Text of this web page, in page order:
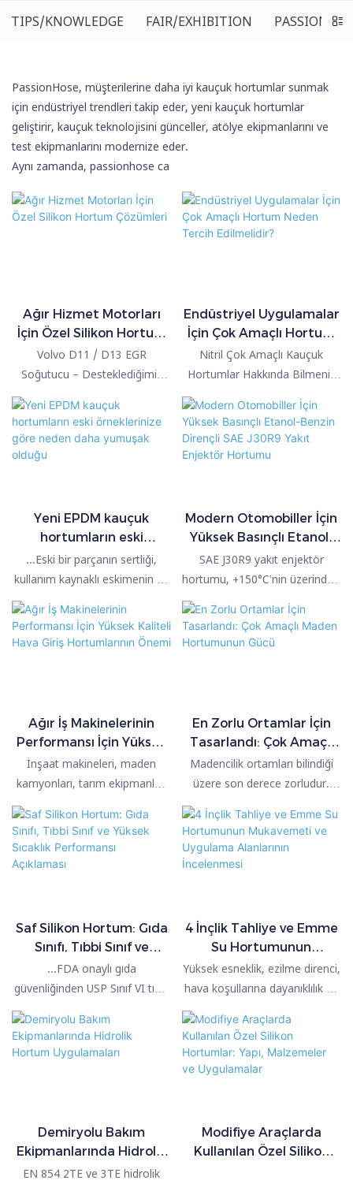
TIPS/KNOWLEDGE FAIR/EXHIBITION
PassionHose, müşterilerine daha iyi kauçuk hortumlar sunmak
için endüstriyel trendleri takip eder, yeni kauçuk hortumlar
geliştirir, kauçuk teknolojisini günceller, atölye ekipmanlarını ve
test ekipmanlarını modernize eder.
Aynı zamanda, passionhose ca
Ağır Hizmet Motorları
İçin Özel Silikon Hortum
Çözümleri
Volvo D11 / D13 EGR
Soğutucu – Desteklediğimiz
Endüstriyel Uygulamalar
İçin Çok Amaçlı Hortum
Neden Tercih
Edilmelidir?
Nitril Çok Amaçlı Kauçuk
Hortumlar Hakkında Bilmeniz
Yeni EPDM kauçuk
hortumların eski
örneklerinize göre neden
daha yumuşak olduğu
...Eski bir parçanın sertliği,
kullanım kaynaklı eskimenin bir
göstergesidir; oysa birinci sınıf,
yeni bir EPDM hortum,
zamanın etkisini göstermeden
Modern Otomobiller İçin
Yüksek Basınçlı Etanol-
Benzin Dirençli SAE
J30R9 Yakıt Enjektör
SAE J30R9 yakıt enjektör
hortumu, +150°C'nin üzerindeki
ısıya, etanol korozyonuna ve
aşırı yakıt basıncına taviz
vermeden dayanabilen, EFI
Ağır İş Makinelerinin
Performansı İçin Yüksek
Kaliteli Hava Giriş
Hortumlarının Önemi
İnşaat makineleri, maden
kamyonları, tarım ekipmanları
motorlar dünyasında
güvenilirlik her şeydir.
En Zorlu Ortamlar İçin
Tasarlandı: Çok Amaçlı
Maden Hortumunun
Gücü
Madencilik ortamları bilindiği
üzere son derece zorludur.
Hortumun dış katmanı, yüksek
aşınma direncine sahip
malzemelerden üretilmiştir ve
bu sayede pürüzlü yüzeyler ve
sağlar.
Saf Silikon Hortum: Gıda
Sınıfı, Tıbbi Sınıf ve
Yüksek Sıcaklık
Performansı Açıklaması
...FDA onaylı gıda
güvenliğinden USP Sınıf VI tıbbi
uyumluluğuna kadar, saf silikon
hortum en çok ihtiyaç duyulan
yerlerde güvenilirlik sunar...
4 İnçlik Tahliye ve Emme
Su Hortumunun
Mukavemeti ve
Uygulama Alanlarının
Yüksek esneklik, ezilme direnci,
hava koşullarına dayanıklılık ve
güçlü emme performansı —
tarım, inşaat drenajı, sulama,
susuzlaştırma ve genel
endüstriyel su transferi için
Demiryolu Bakım
Ekipmanlarında Hidrolik
Hortum Uygulamaları
EN 854 2TE ve 3TE hidrolik
Modifiye Araçlarda
Kullanılan Özel Silikon